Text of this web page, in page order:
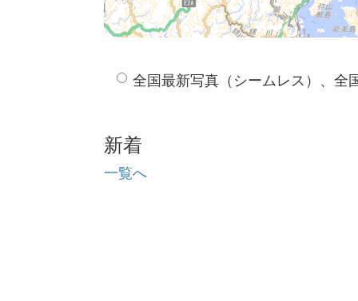
全国最新写真（シームレス）、全
新着
一覧へ